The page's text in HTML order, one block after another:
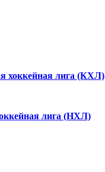
хоккейная лига (КХЛ)
лига (НХЛ)